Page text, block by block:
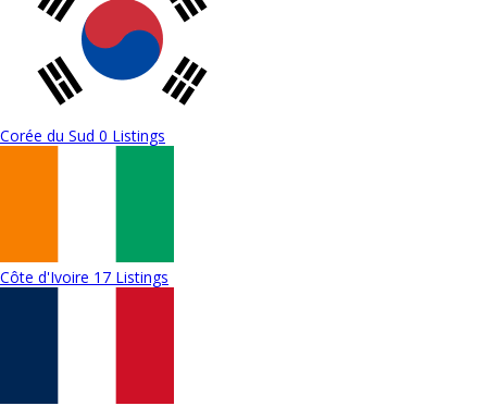
Corée du Sud 0 Listings
Côte d'Ivoire 17 Listings